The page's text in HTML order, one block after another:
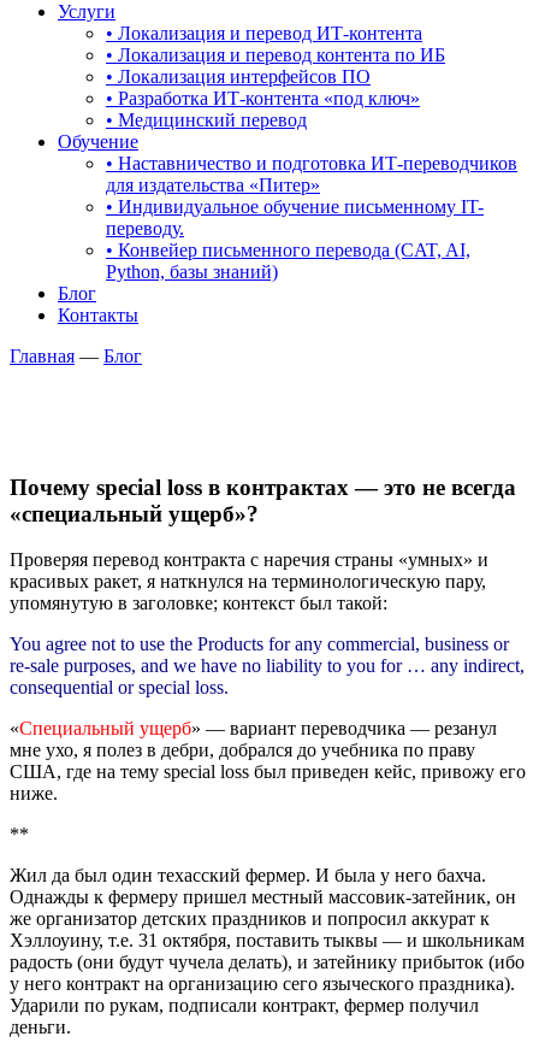
Услуги
• Локализация и перевод ИТ-контента
• Локализация и перевод контента по ИБ
• Локализация интерфейсов ПО
• Разработка ИТ-контента «под ключ»
• Медицинский перевод
Обучение
• Наставничество и подготовка ИТ-переводчиков
для издательства «Питер»
• Индивидуальное обучение письменному IT-
переводу.
• Конвейер письменного перевода (CAT, AI,
Python, базы знаний)
Блог
Контакты
Главная — Блог
Почему special loss в контрактах — это не всегда
«специальный ущерб»?
Проверяя перевод контракта с наречия страны «умных» и
красивых ракет, я наткнулся на терминологическую пару,
упомянутую в заголовке; контекст был такой:
You agree not to use the Products for any commercial, business or
re-sale purposes, and we have no liability to you for … any indirect,
consequential or special loss.
«Специальный ущерб» — вариант переводчика — резанул
мне ухо, я полез в дебри, добрался до учебника по праву
США, где на тему special loss был приведен кейс, привожу его
ниже.
**
Жил да был один техасский фермер. И была у него бахча.
Однажды к фермеру пришел местный массовик-затейник, он
же организатор детских праздников и попросил аккурат к
Хэллоуину, т.е. 31 октября, поставить тыквы — и школьникам
радость (они будут чучела делать), и затейнику прибыток (ибо
у него контракт на организацию сего языческого праздника).
Ударили по рукам, подписали контракт, фермер получил
деньги.